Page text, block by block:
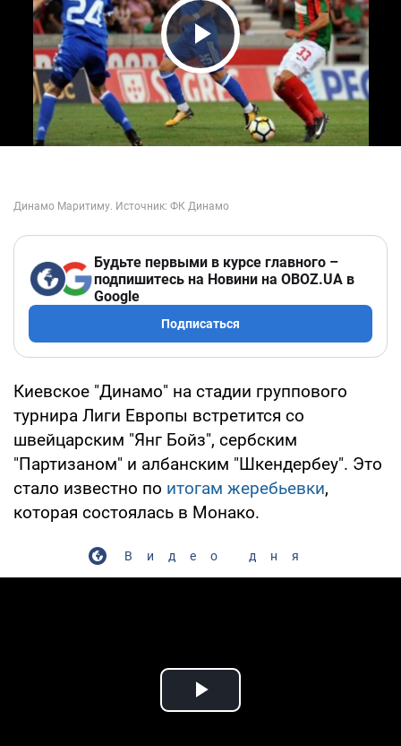
Play Video
Будьте первыми в курсе главного –
подпишитесь на Новини на OBOZ.UA в
Google
Подписаться
Киевское "Динамо" на стадии группового
турнира Лиги Европы встретится со
швейцарским "Янг Бойз", сербским
"Партизаном" и албанским "Шкендербеу". Это
стало известно по итогам жеребьевки,
которая состоялась в Монако.
Видео дня
Play Video